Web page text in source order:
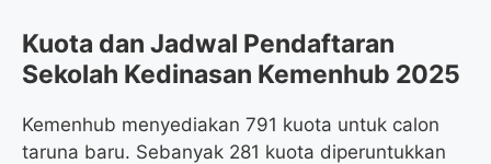
Kuota dan Jadwal Pendaftaran
Sekolah Kedinasan Kemenhub 2025
Kemenhub menyediakan 791 kuota untuk calon
taruna baru. Sebanyak 281 kuota diperuntukkan